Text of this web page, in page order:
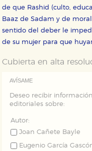
de que Rashid (culto,
Baaz de Sadam y de
sentido del deber le
de su mujer para que
Cubierta en alta
AVÍSAME
Deseo recibir
editoriales sobre:
Autor:
Joan Cañete Bayle
Eugenio García
vez que nos
tanto, es anónima.
Cookies de
Estas cookies son
almacenan
navegador y
GUARDAR
Puede consultar nuestra